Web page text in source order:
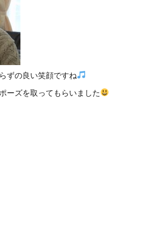
ずの良い笑顔ですね
ーズを取ってもらいました